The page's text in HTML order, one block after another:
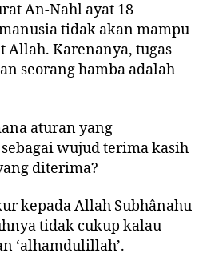
An-Nahl ayat 18
tidak akan mampu
Karenanya, tugas
seorang hamba adalah
aturan yang
wujud terima kasih
diterima?
kepada Allah Subhânahu
tidak cukup kalau
‘alhamdulillah’.